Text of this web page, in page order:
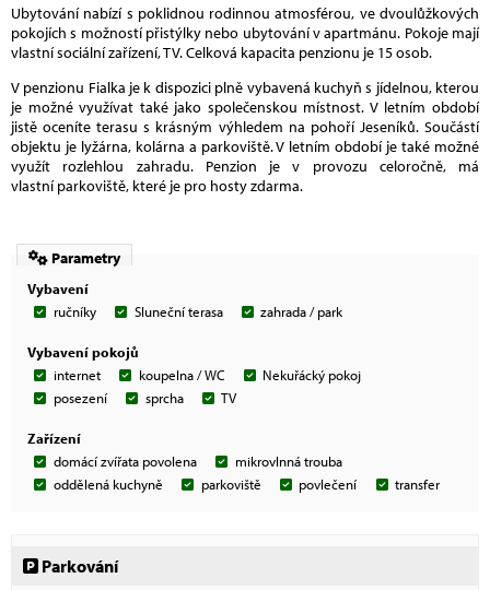
Ubytování nabízí s poklidnou rodinnou atmosférou, ve dvoulůžkových
pokojích s možností přistýlky nebo ubytování v apartmánu. Pokoje mají
vlastní sociální zařízení, TV. Celková kapacita penzionu je 15 osob.
V penzionu Fialka je k dispozici plně vybavená kuchyň s jídelnou, kterou
je možné využívat také jako společenskou místnost. V letním období
jistě oceníte terasu s krásným výhledem na pohoří Jeseníků. Součástí
objektu je lyžárna, kolárna a parkoviště. V letním období je také možné
využít rozlehlou zahradu. Penzion je v provozu celoročně, má
vlastní parkoviště, které je pro hosty zdarma.
Parametry
Vybavení
ručníky
Sluneční terasa zahrada / park
Vybavení pokojů
internet
koupelna / WC
Nekuřácký pokoj
posezení
sprcha TV
Zařízení
domácí zvířata povolena
mikrovlnná trouba
oddělená kuchyně
parkoviště povlečení transfer
Parkování